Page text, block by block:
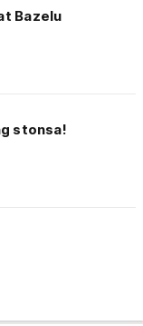
Bazelu
stonsa!